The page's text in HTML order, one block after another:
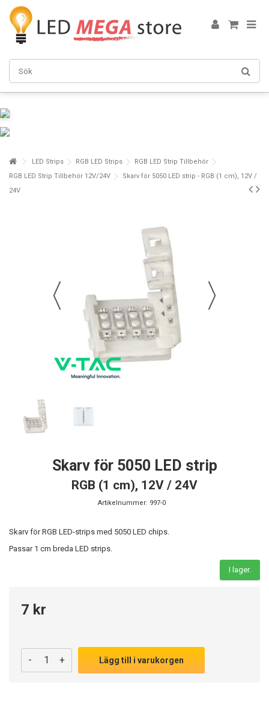
LED Strips RGB LED Strips
RGB LED Strip Tillbehör
RGB LED Strip Tillbehör 12V/24V
Skarv för 5050 LED strip - RGB (1 cm), 12V /
24V
Skarv för 5050 LED strip
RGB (1 cm), 12V / 24V
Artikelnummer: 997-0
Skarv för RGB LED-strips med 5050 LED chips.
Passar 1 cm breda LED strips.
I lager.
7 kr
- + Lägg till i varukorgen